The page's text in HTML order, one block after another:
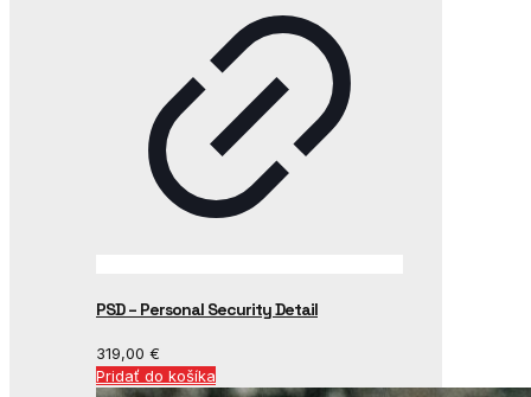
PSD – Personal Security Detail
319,00 €
Pridať do košíka